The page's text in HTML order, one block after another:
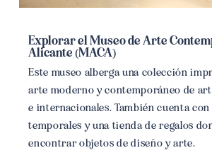
Explorar el Museo de Arte
Alicante (MACA)
Este museo alberga una colección
arte moderno y contemporáneo de
e internacionales. También cuenta
temporales y una tienda de regalos
encontrar objetos de diseño y arte.